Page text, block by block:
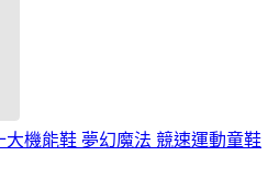
大機能鞋 夢幻魔法 競速運動童鞋